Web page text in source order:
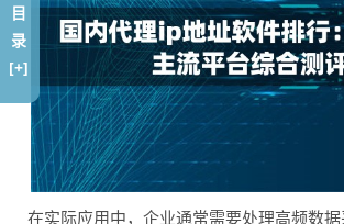
在实际应用中，企业通常需要处理高频数
目
录
[+]